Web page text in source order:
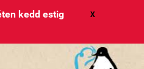
kedd estig
X